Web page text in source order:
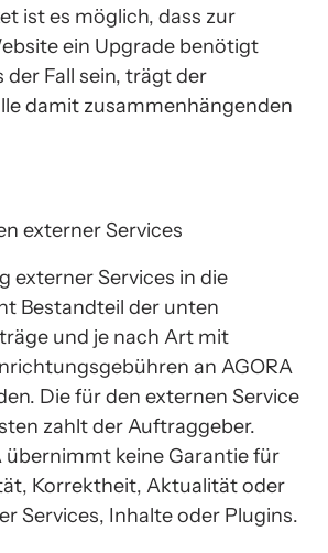
ist es möglich, dass zur
ein Upgrade benötigt
der Fall sein, trägt der
damit zusammenhängenden
externer Services
externer Services in die
Bestandteil der unten
und je nach Art mit
an AGORA
Die für den externen Service
zahlt der Auftraggeber.
übernimmt keine Garantie für
Korrektheit, Aktualität oder
Services, Inhalte oder Plugins.